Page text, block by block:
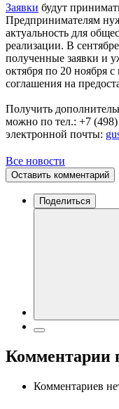
Заявки будут
Предпринимателям
актуальность для
реализации. В
полученные заявки и
октября по 20 ноября
соглашения на
Получить
можно по тел.: +7
электронной почты:
Все новости
Оставить комментарий
Поделиться
Комментарии
Комментариев